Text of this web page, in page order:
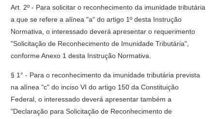
Art. 2º - Para solicitar o reconhecimento da imunidade tributária
a que se refere a alínea "a" do artigo 1º desta Instrução
Normativa, o interessado deverá apresentar o requerimento
"Solicitação de Reconhecimento de Imunidade Tributária",
conforme Anexo 1 desta Instrução Normativa.
§ 1° - Para o reconhecimento da imunidade tributária prevista
na alínea "c" do inciso VI do artigo 150 da Constituição
Federal, o interessado deverá apresentar também a
"Declaração para Solicitação de Reconhecimento de